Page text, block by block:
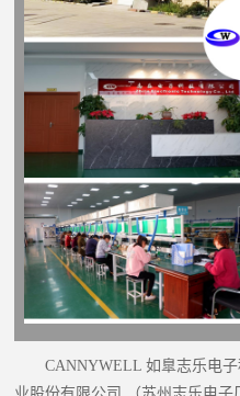
CANNYWELL 如臯志乐电子